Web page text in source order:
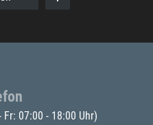
Fr: 07:00 - 18:00 Uhr)